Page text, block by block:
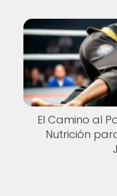
El Camino al
Nutrición